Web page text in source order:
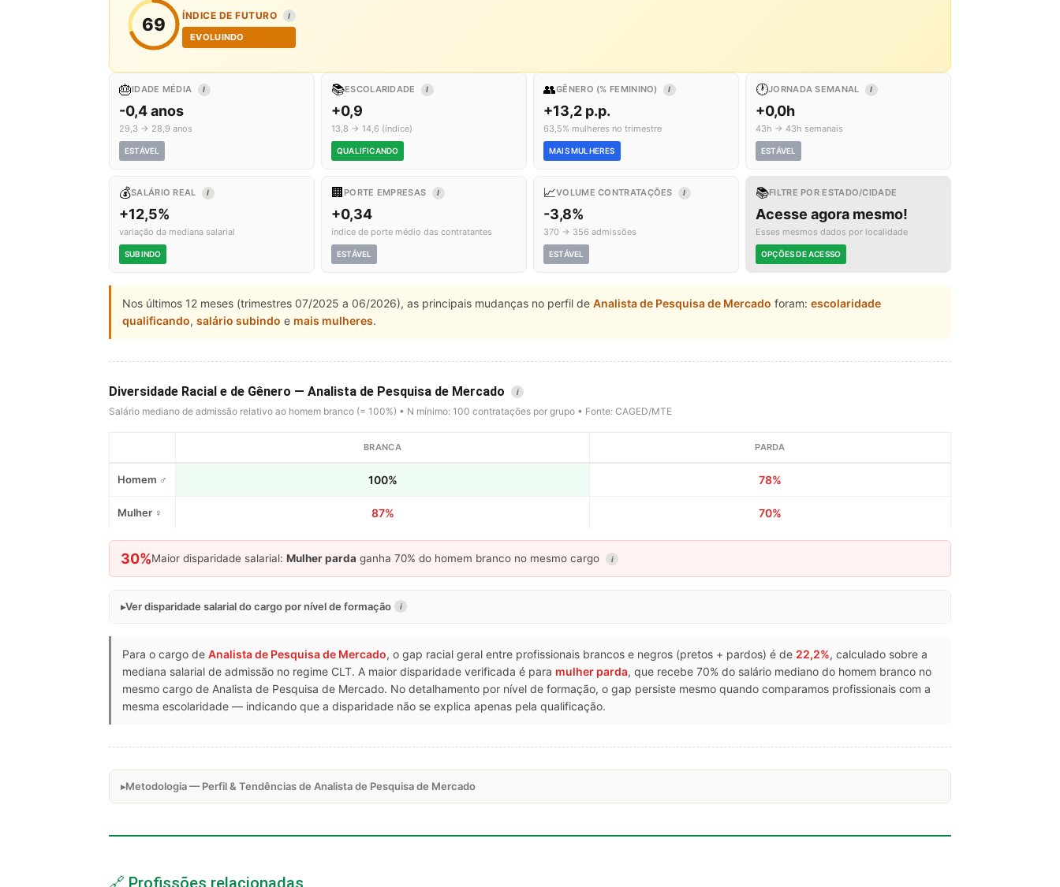
69 ÍNDICE DE FUTURO I
EVOLUINDO
🎂IDADE MÉDIA I
-0,4 anos
29,3 → 28,9 anos
ESTÁVEL
📚ESCOLARIDADE I
+0,9
13,8 → 14,6 (índice)
QUALIFICANDO
👥GÊNERO (% FEMININO) I
+13,2 p.p.
63,5% mulheres no trimestre
MAIS MULHERES
🕐JORNADA SEMANAL I
+0,0h
43h → 43h semanais
ESTÁVEL
💰SALÁRIO REAL I
+12,5%
variação da mediana salarial
SUBINDO
🏢 PORTE EMPRESAS I
+0,34
índice de porte médio das contratantes
ESTÁVEL
📈VOLUME CONTRATAÇÕES I
-3,8%
370 → 356 admissões
ESTÁVEL
📚FILTRE POR ESTADO/CIDADE
Acesse agora mesmo!
Esses mesmos dados por localidade
OPÇÕES DE ACESSO
Nos últimos 12 meses (trimestres 07/2025 a 06/2026), as principais mudanças no perfil de Analista de Pesquisa de Mercado foram: escolaridade
qualificando, salário subindo e mais mulheres.
Diversidade Racial e de Gênero — Analista de Pesquisa de Mercado i
Salário mediano de admissão relativo ao homem branco (= 100%) • N mínimo: 100 contratações por grupo • Fonte: CAGED/MTE
BRANCA PARDA
Homem ♂ 100% 78%
Mulher ♀ 87% 70%
30%Maior disparidade salarial: Mulher parda ganha 70% do homem branco no mesmo cargo i
Ver disparidade salarial do cargo por nível de formação i
Para o cargo de Analista de Pesquisa de Mercado, o gap racial geral entre profissionais brancos e negros (pretos + pardos) é de 22,2%, calculado sobre a
mediana salarial de admissão no regime CLT. A maior disparidade verificada é para mulher parda, que recebe 70% do salário mediano do homem branco no
mesmo cargo de Analista de Pesquisa de Mercado. No detalhamento por nível de formação, o gap persiste mesmo quando comparamos profissionais com a
mesma escolaridade — indicando que a disparidade não se explica apenas pela qualificação.
Metodologia — Perfil & Tendências de Analista de Pesquisa de Mercado
🔗 Profissões relacionadas